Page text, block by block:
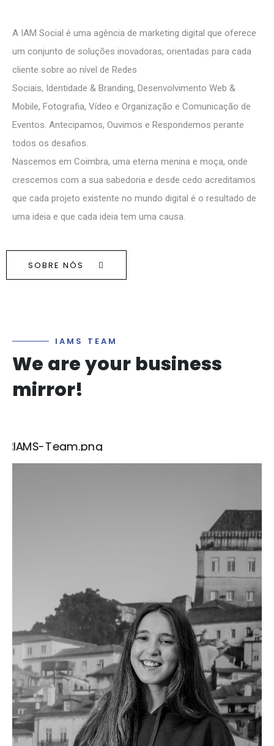
A IAM Social é uma agência de marketing digital que oferece
um conjunto de soluções inovadoras, orientadas para cada
cliente sobre ao nível de Redes
Sociais, Identidade & Branding, Desenvolvimento Web &
Mobile, Fotografia, Vídeo e Organização e Comunicação de
Eventos. Antecipamos, Ouvimos e Respondemos perante
todos os desafios.
Nascemos em Coimbra, uma eterna menina e moça, onde
crescemos com a sua sabedoria e desde cedo acreditamos
que cada projeto existente no mundo digital é o resultado de
uma ideia e que cada ideia tem uma causa.
SOBRE NÓS
I A M S T EA M
We areyour business
mirror!
I AM Ana